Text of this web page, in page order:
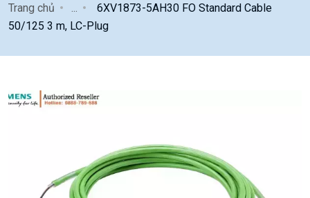
Trang chủ
6XV1873-5AH30 FO Standard Cable
50/125 3 m, LC-Plug